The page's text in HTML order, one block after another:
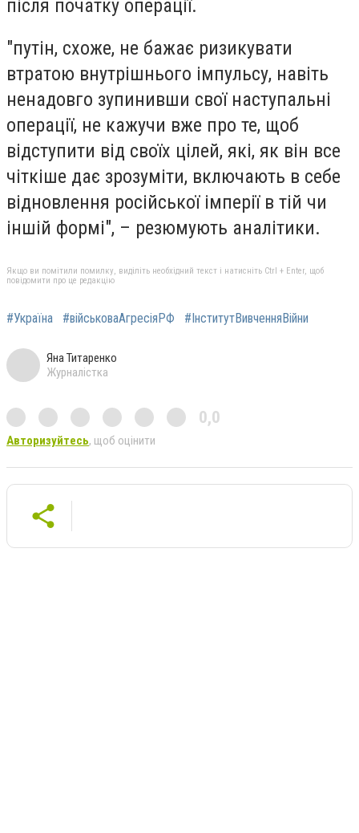
після початку операції.
"путін, схоже, не бажає ризикувати
втратою внутрішнього імпульсу, навіть
ненадовго зупинивши свої наступальні
операції, не кажучи вже про те, щоб
відступити від своїх цілей, які, як він все
чіткіше дає зрозуміти, включають в себе
відновлення російської імперії в тій чи
іншій формі", – резюмують аналітики.
Якщо ви помітили помилку, виділіть необхідний текст і натисніть Ctrl + Enter, щоб
повідомити про це редакцію
#Україна #військоваАгресіяРФ #ІнститутВивченняВійни
Яна Титаренко
Журналістка
0,0
Авторизуйтесь, щоб оцінити